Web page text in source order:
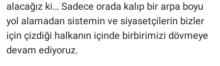
alacağız ki… Sadece orada kalıp bir arpa boyu
yol alamadan sistemin ve siyasetçilerin bizler
için çizdiği halkanın içinde birbirimizi dövmeye
devam ediyoruz.